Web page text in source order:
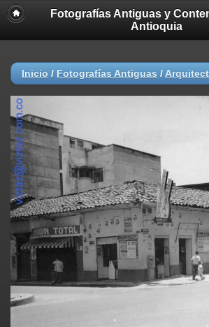
Fotografías Antiguas y
Antioquia
Inicio / Fotografías Antiguas /